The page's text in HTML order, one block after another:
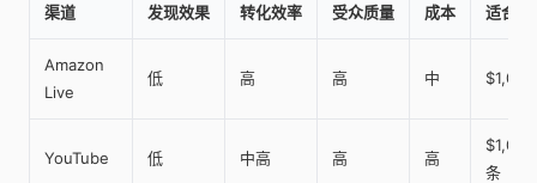
渠道 发现效果 转化效率 受众质量 成本 适合预
Amazon
Live
低 高 高 中
YouTube 低 中高 高 高
条